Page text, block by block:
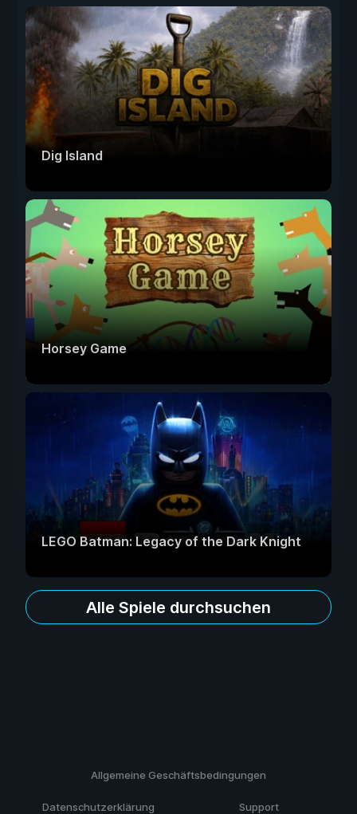
Dig Island
Horsey Game
LEGO Batman: Legacy of the Dark Knight
Alle Spiele durchsuchen
Allgemeine Geschäftsbedingungen
Datenschutzerklärung Support